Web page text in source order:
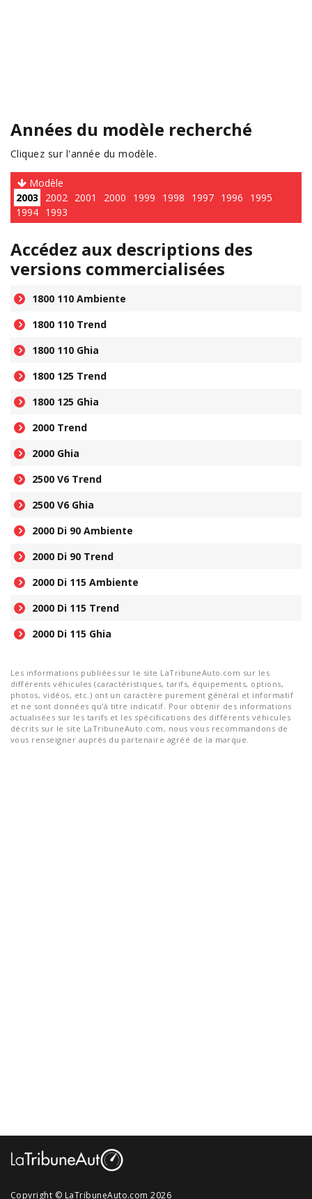
Années du modèle recherché
Cliquez sur l'année du modèle.
Modèle
2003
2002 2001 2000 1999 1998 1997 1996
1995
1994 1993
Accédez aux descriptions des
versions commercialisées
1800 110 Ambiente
1800 110 Trend
1800 110 Ghia
1800 125 Trend
1800 125 Ghia
2000 Trend
2000 Ghia
2500 V6 Trend
2500 V6 Ghia
2000 Di 90 Ambiente
2000 Di 90 Trend
2000 Di 115 Ambiente
2000 Di 115 Trend
2000 Di 115 Ghia
Les informations publiées sur le site LaTribuneAuto.com sur les
différents véhicules (caractéristiques, tarifs, équipements, options,
photos, vidéos, etc.) ont un caractère purement général et informatif
et ne sont données qu'à titre indicatif. Pour obtenir des informations
actualisées sur les tarifs et les spécifications des différents véhicules
décrits sur le site LaTribuneAuto.com, nous vous recommandons de
vous renseigner auprès du partenaire agréé de la marque.
Copyright © LaTribuneAuto.com 2026